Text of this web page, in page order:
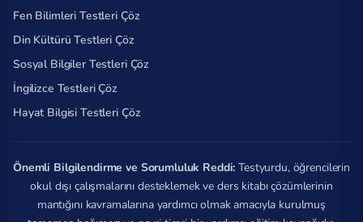
Fen Bilimleri Testleri Çöz
Din Kültürü Testleri Çöz
Sosyal Bilgiler Testleri Çöz
İngilizce Testleri Çöz
Hayat Bilgisi Testleri Çöz
Önemli Bilgilendirme ve Sorumluluk Reddi: Testyurdu, öğrencilerin
okul dışı çalışmalarını desteklemek ve ders kitabı çözümlerinin
mantığını kavramalarına yardımcı olmak amacıyla kurulmuş